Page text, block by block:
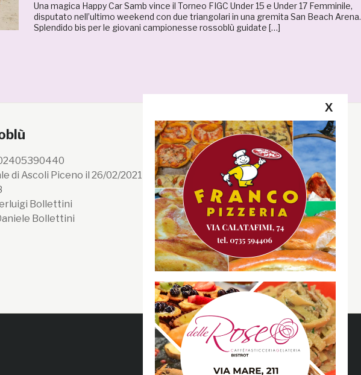
Una magica Happy Car Samb vince il Torneo FIGC Under 15 e Under 17 Femminile,
disputato nell’ultimo weekend con due triangolari in una gremita San Beach Arena.
Splendido bis per le giovani campionesse rossoblù guidate […]
02405390440
di Ascoli Piceno il 26/02/2021 n. 199/2021
Bollettini
Bollettini
Segui la GRB
Facebook
Instagram
Twitter
Youtube
Gazzetta RossoBlù
X